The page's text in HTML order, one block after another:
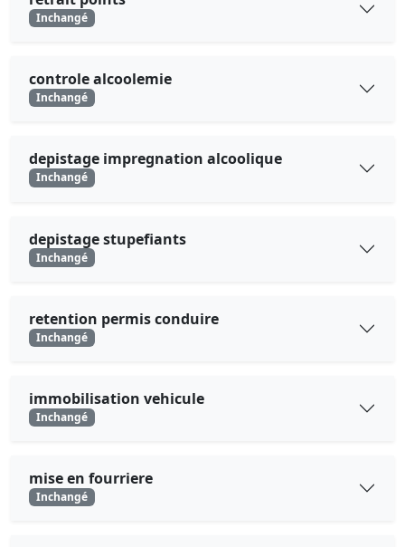
Inchangé
controle alcoolemie
Inchangé
depistage impregnation alcoolique
Inchangé
depistage stupefiants
Inchangé
retention permis conduire
Inchangé
immobilisation vehicule
Inchangé
mise en fourriere
Inchangé